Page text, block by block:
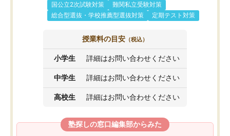
国公立2次試験対策
難関私立受験対策
総合型選抜・学校推薦型選抜対策
定期テスト対策
授業料の目安 （税込）
小学生 詳細はお問い合わせください
中学生 詳細はお問い合わせください
高校生 詳細はお問い合わせください
塾探しの窓口編集部からみた